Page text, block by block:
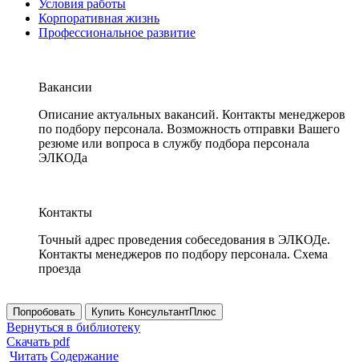
Условия работы
Корпоративная жизнь
Профессиональное развитие
Вакансии
Описание актуальных вакансий. Контакты менеджеров
по подбору персонала. Возможность отправки Вашего
резюме или вопроса в службу подбора персонала
ЭЛКОДа
Контакты
Точный адрес проведения собеседования в ЭЛКОДе.
Контакты менеджеров по подбору персонала. Схема
проезда
Попробовать Купить КонсультантПлюс
Вернуться в библиотеку
Скачать pdf
Читать Содержание